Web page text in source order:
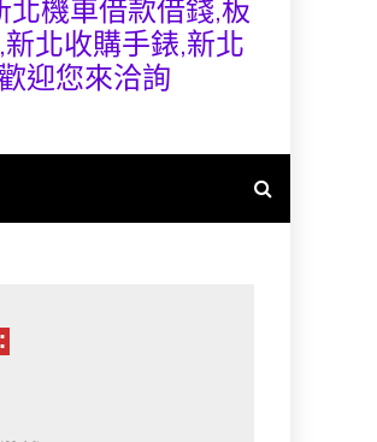
機車借款借錢,板
北收購手錶,新北
迎您來洽詢